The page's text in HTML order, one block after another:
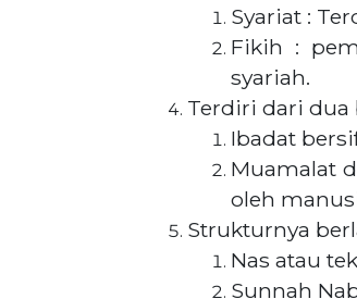
Syariat :
Fikih :
syariah.
Terdiri dari dua
Ibadat
Muamalat
oleh
Strukturnya
Nas atau
Sunnah